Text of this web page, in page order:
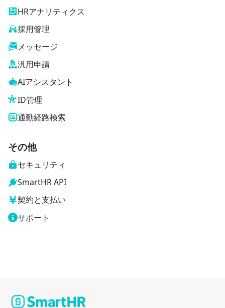
HRアナリティクス
採用管理
メッセージ
汎用申請
AIアシスタント
ID管理
通勤経路検索
その他
セキュリティ
SmartHR API
契約と支払い
サポート